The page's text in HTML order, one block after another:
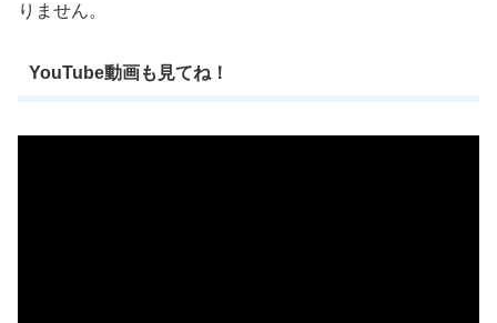
りません。
YouTube動画も見てね！